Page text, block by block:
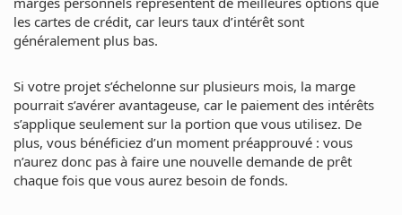
les cartes de crédit, car leurs taux d’intérêt sont
généralement plus bas.
Si votre projet s’échelonne sur plusieurs mois, la marge
pourrait s’avérer avantageuse, car le paiement des intérêts
s’applique seulement sur la portion que vous utilisez. De
plus, vous bénéficiez d’un moment préapprouvé : vous
n’aurez donc pas à faire une nouvelle demande de prêt
chaque fois que vous aurez besoin de fonds.